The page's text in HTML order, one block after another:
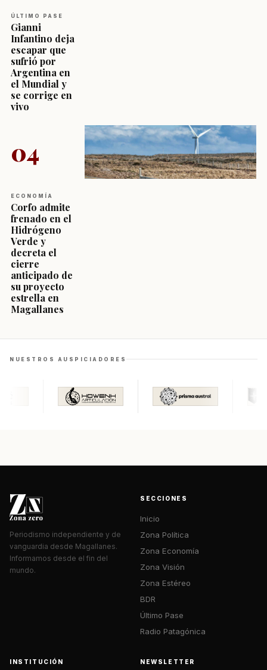
ÚLTIMO PASE
Gianni
Infantino deja
escapar que
sufrió por
Argentina en
el Mundial y
se corrige en
vivo
04
ECONOMÍA
Corfo admite
frenado en el
Hidrógeno
Verde y
decreta el
cierre
anticipado de
su proyecto
estrella en
Magallanes
NUESTROS AUSPICIADORES
Periodismo independiente y de
vanguardia desde Magallanes.
Informamos desde el fin del
mundo.
SECCIONES
Inicio
Zona Política
Zona Economía
Zona Visión
Zona Estéreo
BDR
Último Pase
Radio Patagónica
INSTITUCIÓN NEWSLETTER